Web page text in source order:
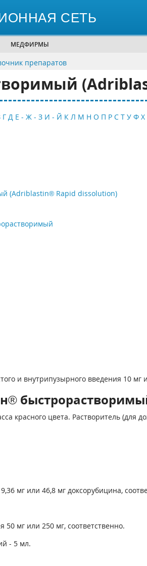
СЕТЬ
МЕДФИРМЫ
препаратов
Г Д Е - Ж - З И - Й К Л М Н О П Р С Т У Ф Х
(Adriblastin® Rapid dissolution)
и внутрипузырного введения 10 мг
красного цвета. Растворитель (для
мг или 46,8 мг доксорубицина,
50 мг или 250 мг, соответственно.
- 5 мл.